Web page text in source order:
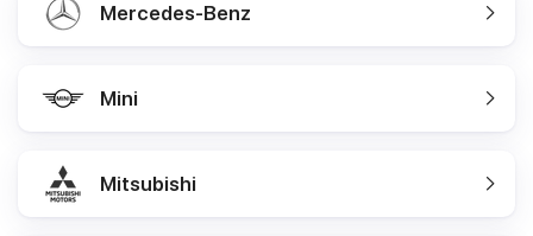
Mercedes-Benz
Mini
Mitsubishi